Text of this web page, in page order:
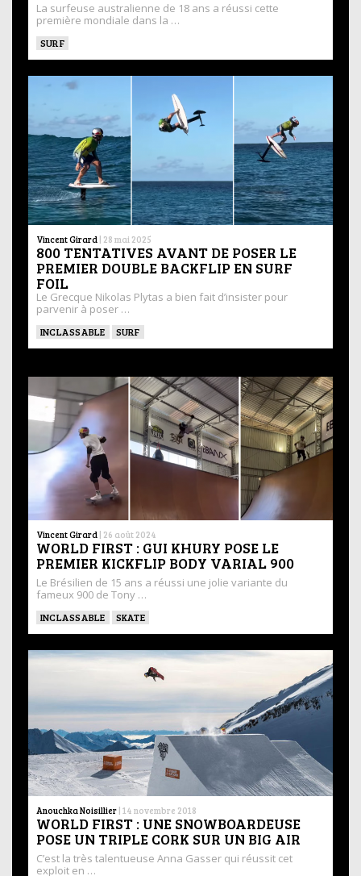
La surfeuse australienne de 18 ans a réussi cette
première mondiale dans la …
SURF
Vincent Girard | 28 mai 2025
800 TENTATIVES AVANT DE POSER LE
PREMIER DOUBLE BACKFLIP EN SURF
FOIL
Le Grecque Nikolas Plytas a bien fait d’insister pour
parvenir à poser …
INCLASSABLE SURF
Vincent Girard | 26 août 2024
WORLD FIRST : GUI KHURY POSE LE
PREMIER KICKFLIP BODY VARIAL 900
Le Brésilien de 15 ans a réussi une jolie variante du
fameux 900 de Tony …
INCLASSABLE SKATE
Anouchka Noisillier | 14 novembre 2018
WORLD FIRST : UNE SNOWBOARDEUSE
POSE UN TRIPLE CORK SUR UN BIG AIR
C’est la très talentueuse Anna Gasser qui réussit cet
exploit en …